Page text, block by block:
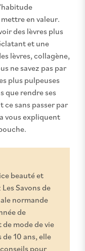
en valeur.
des lèvres plus
et une
lèvres, collagène,
ne savez pas par
plus pulpeuses
que rendre ses
ce sans passer par
vous expliquent
beauté et
Savons de
normande
de
mode de vie
10 ans, elle
pour